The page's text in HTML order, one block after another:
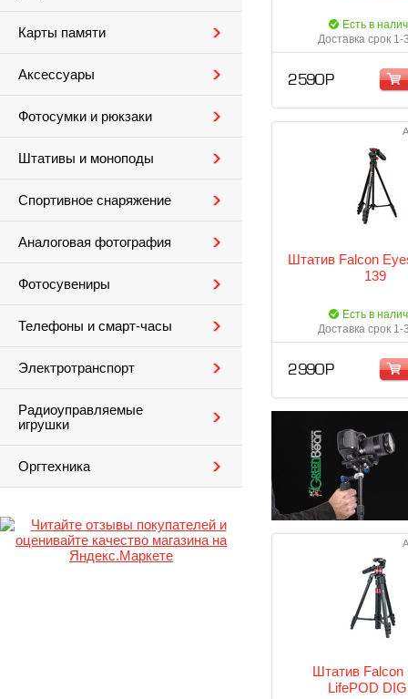
Карты памяти
Аксессуары
Фотосумки и рюкзаки
Штативы и моноподы
Спортивное снаряжение
Аналоговая фотография
Фотосувениры
Телефоны и смарт-часы
Электротранспорт
Радиоуправляемые
игрушки
Оргтехника
Есть в
Доставка срок 1-
2 590 Р
Штатив Falcon
139
Есть в
Доставка срок 1-
2 990 Р
Штатив Falcon
LifePOD